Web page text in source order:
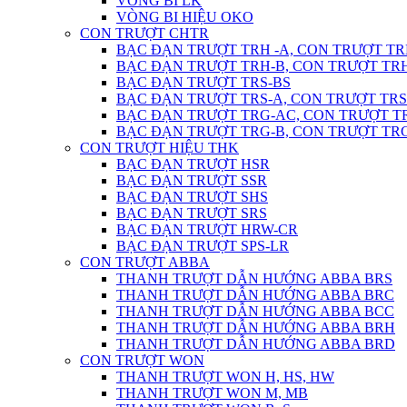
VÒNG BI HIỆU OKO
CON TRƯỢT CHTR
BẠC ĐẠN TRƯỢT TRH -A, CON TRƯỢT
BẠC ĐẠN TRƯỢT TRH-B, CON TRƯỢT
BẠC ĐẠN TRƯỢT TRS-BS
BẠC ĐẠN TRƯỢT TRS-A, CON TRƯỢT
BẠC ĐẠN TRƯỢT TRG-AC, CON TRƯỢT
BẠC ĐẠN TRƯỢT TRG-B, CON TRƯỢT
CON TRƯỢT HIỆU THK
BẠC ĐẠN TRƯỢT HSR
BẠC ĐẠN TRƯỢT SSR
BẠC ĐẠN TRƯỢT SHS
BẠC ĐẠN TRƯỢT SRS
BẠC ĐẠN TRƯỢT HRW-CR
BẠC ĐẠN TRƯỢT SPS-LR
CON TRƯỢT ABBA
THANH TRƯỢT DẪN HƯỚNG ABBA BRS
THANH TRƯỢT DẪN HƯỚNG ABBA BRC
THANH TRƯỢT DẪN HƯỚNG ABBA BCC
THANH TRƯỢT DẪN HƯỚNG ABBA BRH
THANH TRƯỢT DẪN HƯỚNG ABBA BRD
CON TRƯỢT WON
THANH TRƯỢT WON H, HS, HW
THANH TRƯỢT WON M, MB